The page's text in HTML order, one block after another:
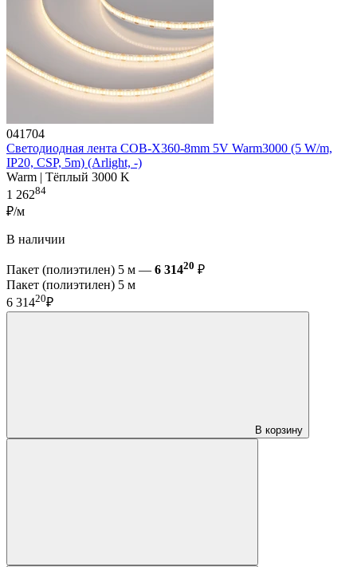
041704
Светодиодная лента COB-X360-8mm 5V Warm3000 (5 W/m,
IP20, CSP, 5m) (Arlight, -)
Warm | Тёплый 3000 K
1 26284
₽/м
В наличии
Пакет (полиэтилен) 5 м — 6 31420 ₽
Пакет (полиэтилен) 5 м
6 31420₽
В корзину